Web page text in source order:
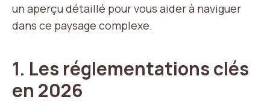
un aperçu détaillé pour vous aider à naviguer
dans ce paysage complexe.
1. Les réglementations clés
en 2026